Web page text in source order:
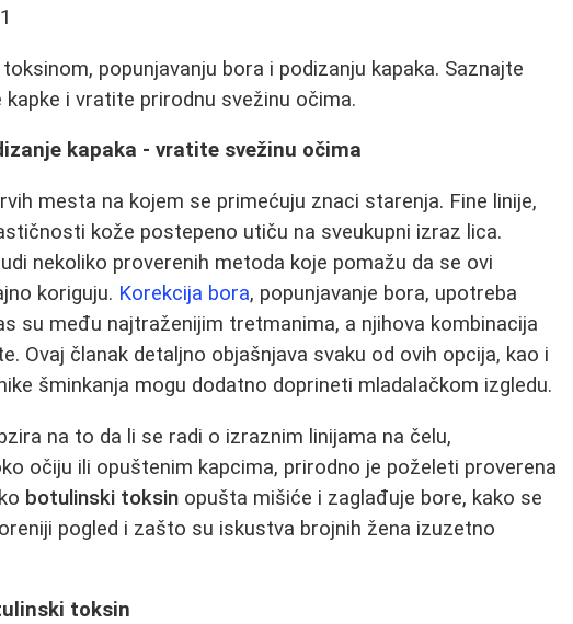
popunjavanju bora i podizanju kapaka. Saznajte
i vratite prirodnu svežinu očima.
kapaka - vratite svežinu očima
mesta na kojem se primećuju znaci starenja. Fine linije,
kože postepeno utiču na sveukupni izraz lica.
nekoliko proverenih metoda koje pomažu da se ovi
koriguju. Korekcija bora, popunjavanje bora, upotreba
su među najtraženijim tretmanima, a njihova kombinacija
Ovaj članak detaljno objašnjava svaku od ovih opcija, kao i
šminkanja mogu dodatno doprineti mladalačkom izgledu.
na to da li se radi o izraznim linijama na čelu,
očiju ili opuštenim kapcima, prirodno je poželeti proverena
botulinski toksin opušta mišiće i zaglađuje bore, kako se
pogled i zašto su iskustva brojnih žena izuzetno
toksin